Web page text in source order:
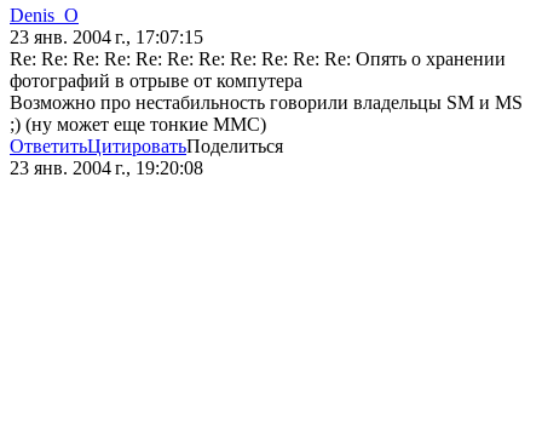
Denis_O
23 янв. 2004 г., 17:07:15
Re: Re: Re: Re: Re: Re: Re: Re: Re: Re: Re: Опять о хранении
фотографий в отрыве от компутера
Возможно про нестабильность говорили владельцы SM и MS
;) (ну может еще тонкие MMC)
ОтветитьЦитироватьПоделиться
23 янв. 2004 г., 19:20:08